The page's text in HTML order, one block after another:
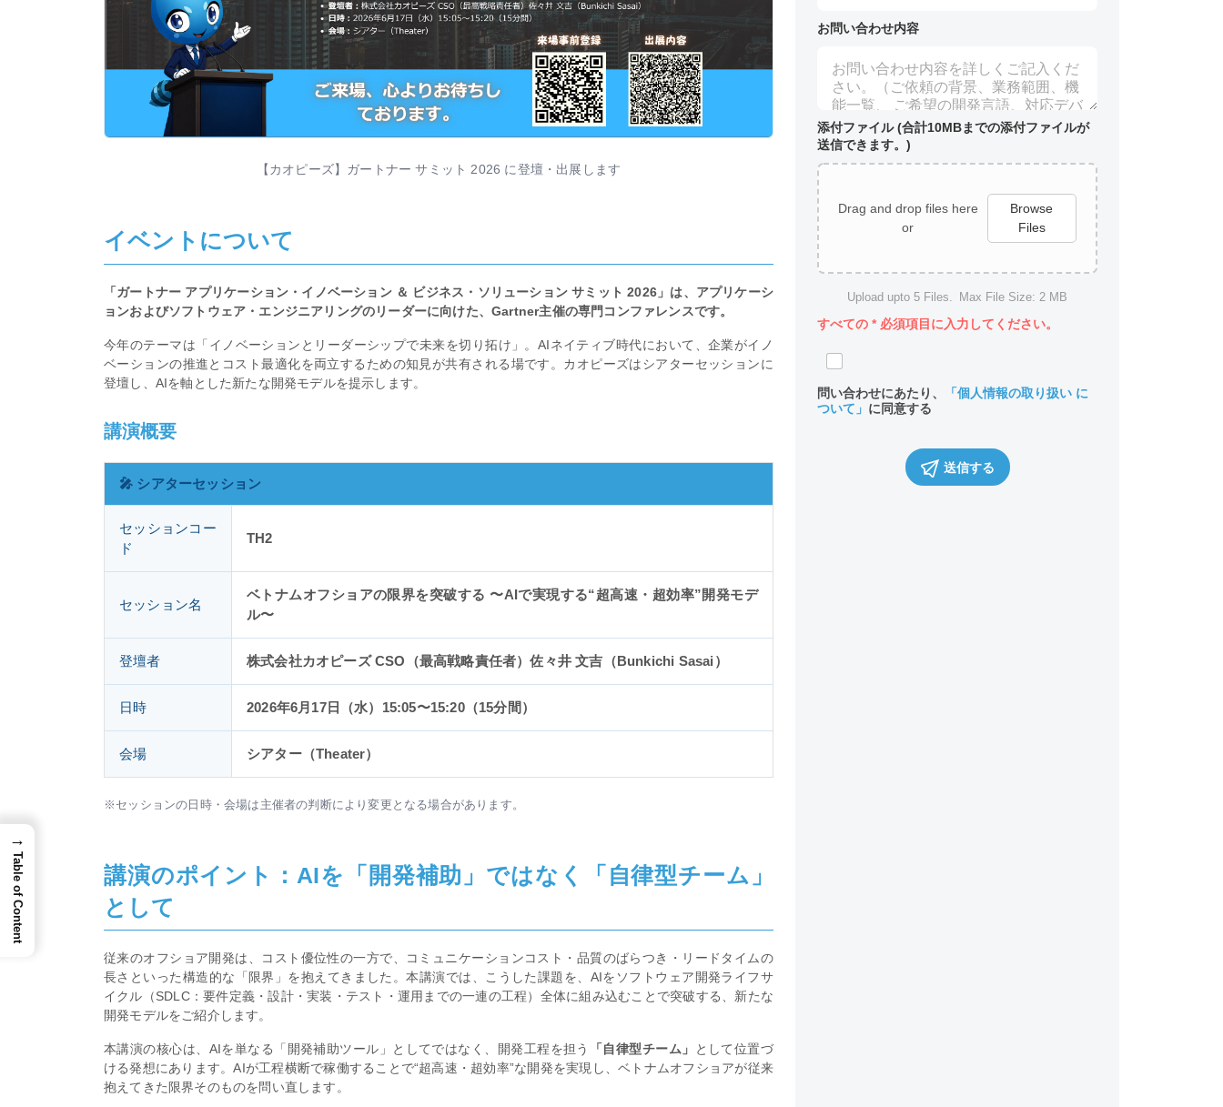
【カオピーズ】ガートナー サミット 2026 に登壇・出展します
イベントについて
「ガートナー アプリケーション・イノベーション ＆ ビジネス・ソリューション サミット 2026」は、アプリケーシ
ョンおよびソフトウェア・エンジニアリングのリーダーに向けた、Gartner主催の専門コンファレンスです。
今年のテーマは「イノベーションとリーダーシップで未来を切り拓け」。AIネイティブ時代において、企業がイノ
ベーションの推進とコスト最適化を両立するための知見が共有される場です。カオピーズはシアターセッションに
登壇し、AIを軸とした新たな開発モデルを提示します。
講演概要
🎤 シアターセッション
セッションコー
ド
TH2
セッション名
ベトナムオフショアの限界を突破する 〜AIで実現する“超高速・超効率”開発モデ
ル〜
登壇者 株式会社カオピーズ CSO（最高戦略責任者）佐々井 文吉（Bunkichi Sasai）
日時 2026年6月17日（水）15:05〜15:20（15分間）
会場 シアター（Theater）
※セッションの日時・会場は主催者の判断により変更となる場合があります。
講演のポイント：AIを「開発補助」ではなく「自律型チーム」
として
従来のオフショア開発は、コスト優位性の一方で、コミュニケーションコスト・品質のばらつき・リードタイムの
長さといった構造的な「限界」を抱えてきました。本講演では、こうした課題を、AIをソフトウェア開発ライフサ
イクル（SDLC：要件定義・設計・実装・テスト・運用までの一連の工程）全体に組み込むことで突破する、新たな
開発モデルをご紹介します。
本講演の核心は、AIを単なる「開発補助ツール」としてではなく、開発工程を担う 「自律型チーム」
として位置づ
ける発想にあります。AIが工程横断で稼働することで“超高速・超効率”な開発を実現し、ベトナムオフショアが従来
抱えてきた限界そのものを問い直します。
お問い合わせ内容
添付ファイル (合計10MBまでの添付ファイルが
送信できます。)
Drag and drop files here
or
Browse
Files
Upload upto 5 Files. Max File Size: 2 MB
すべての *必須項目に入力してください。
問い合わせにあたり、
「個人情報の取り扱い に
ついて」 に同意する
送信する
→
Table of Content